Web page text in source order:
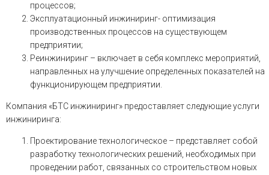
процессов;
Эксплуатационный инжиниринг- оптимизация
производственных процессов на существующем
предприятии;
Реинжиниринг – включает в себя комплекс мероприятий,
направленных на улучшение определенных показателей на
функционирующем предприятии.
Компания «БТС инжиниринг» предоставляет следующие услуги
инжиниринга:
Проектирование технологическое – представляет собой
разработку технологических решений, необходимых при
проведении работ, связанных со строительством новых